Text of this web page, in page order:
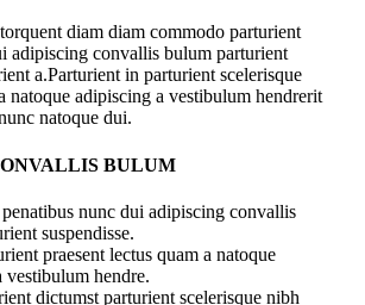
diam diam commodo parturient
adipiscing convallis bulum parturient
a.Parturient in parturient scelerisque
natoque adipiscing a vestibulum hendrerit
natoque dui.
BULUM
nunc dui adipiscing convallis
suspendisse.
praesent lectus quam a natoque
vestibulum hendre.
dictumst parturient scelerisque nibh